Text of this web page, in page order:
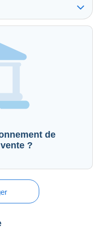
aux conditions de
devez ouvrir
de
?